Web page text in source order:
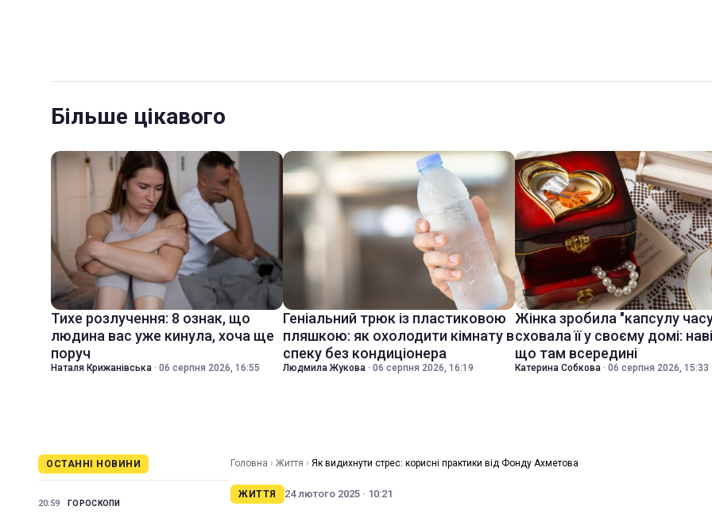
Більше цікавого
Тихе розлучення: 8 ознак, що
людина вас уже кинула, хоча ще
поруч
Наталя Крижанівська · 06 серпня 2026, 16:55
Геніальний трюк із пластиковою
пляшкою: як охолодити кімнату в
спеку без кондиціонера
Людмила Жукова · 06 серпня 2026, 16:19
Жінка зробила "капсулу
сховала її у своєму домі:
що там всередині
Катерина Собкова · 06 серпня 2026, 15:33
ОСТАННІ НОВИНИ
20:59 ГОРОСКОПИ
Головна › Життя › Як видихнути стрес: корисні практики від Фонду Ахметова
ЖИТТЯ 24 лютого 2025 · 10:21